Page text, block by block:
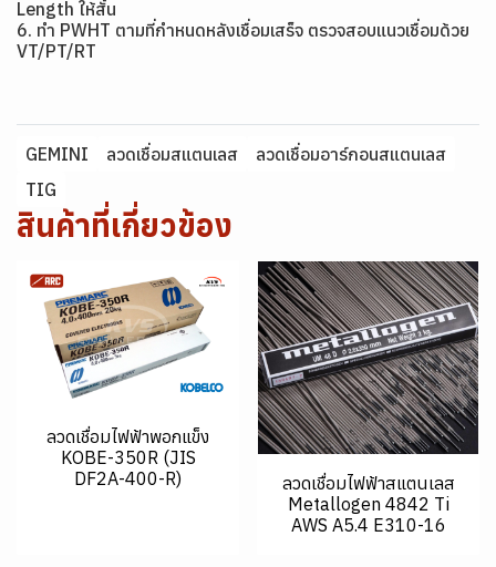
Length ให้สั้น
6. ทำ PWHT ตามที่กำหนดหลังเชื่อมเสร็จ ตรวจสอบแนวเชื่อมด้วย
VT/PT/RT
GEMINI ลวดเชื่อมสแตนเลส
ลวดเชื่อมอาร์กอนสแตนเลส
TIG
สินค้าที่เกี่ยวข้อง
ลวดเชื่อมไฟฟ้าพอกแข็ง
KOBE-350R (JIS
DF2A-400-R)
ลวดเชื่อมไฟฟ้าสแตนเลส
Metallogen 4842 Ti
AWS A5.4 E310-16